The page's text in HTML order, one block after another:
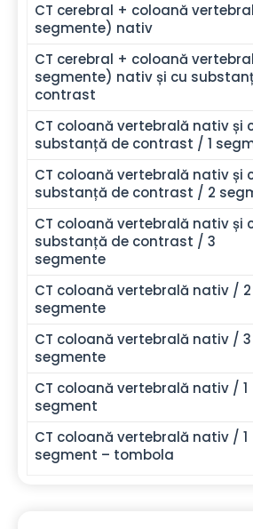
CT cerebral + coloană
segmente) nativ
CT cerebral + coloană
segmente) nativ și cu
contrast
CT coloană vertebrală nativ și
substanță de contrast / 1
CT coloană vertebrală nativ și
substanță de contrast / 2
CT coloană vertebrală nativ și
substanță de contrast / 3
segmente
CT coloană vertebrală nativ / 2
segmente
CT coloană vertebrală nativ / 3
segmente
CT coloană vertebrală nativ / 1
segment
CT coloană vertebrală nativ / 1
segment – tombola